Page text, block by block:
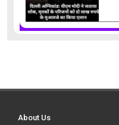
About Us